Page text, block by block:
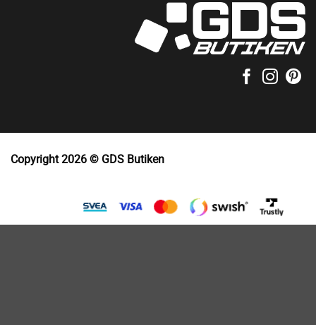
Copyright 2026 © GDS Butiken